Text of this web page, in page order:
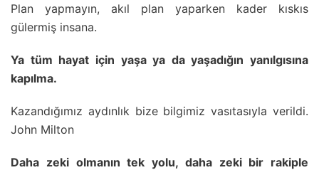
Plan yapmayın, akıl plan yaparken kader kıskıs
gülermiş insana.
Ya tüm hayat için yaşa ya da yaşadığın yanılgısına
kapılma.
Kazandığımız aydınlık bize bilgimiz vasıtasıyla verildi.
John Milton
Daha zeki olmanın tek yolu, daha zeki bir rakiple